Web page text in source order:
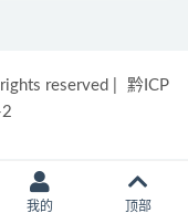
reserved
黔ICP
我的 顶部